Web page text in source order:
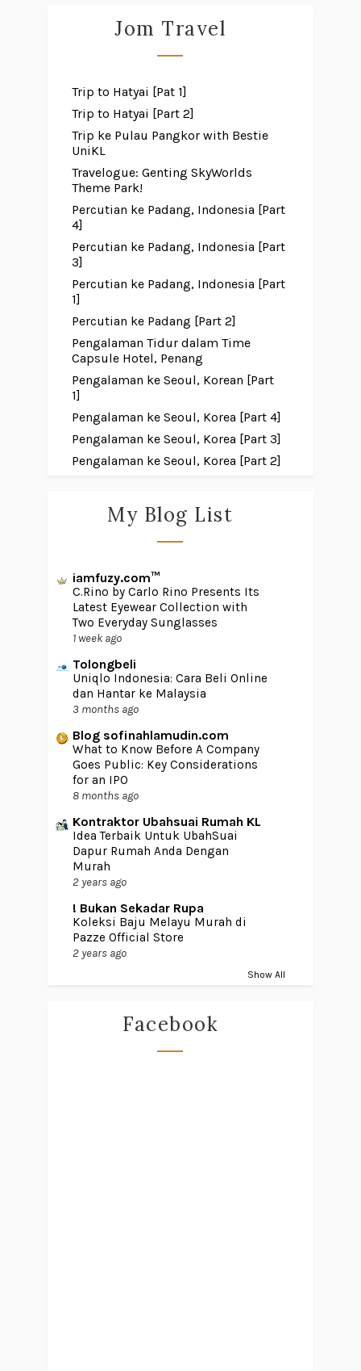
Jom Travel
Trip to Hatyai [Pat 1]
Trip to Hatyai [Part 2]
Trip ke Pulau Pangkor with Bestie
UniKL
Travelogue: Genting SkyWorlds
Theme Park!
Percutian ke Padang, Indonesia [Part
4]
Percutian ke Padang, Indonesia [Part
3]
Percutian ke Padang, Indonesia [Part
1]
Percutian ke Padang [Part 2]
Pengalaman Tidur dalam Time
Capsule Hotel, Penang
Pengalaman ke Seoul, Korean [Part
1]
Pengalaman ke Seoul, Korea [Part 4]
Pengalaman ke Seoul, Korea [Part 3]
Pengalaman ke Seoul, Korea [Part 2]
My Blog List
iamfuzy.com™
C.Rino by Carlo Rino Presents Its
Latest Eyewear Collection with
Two Everyday Sunglasses
1 week ago
Tolongbeli
Uniqlo Indonesia: Cara Beli Online
dan Hantar ke Malaysia
3 months ago
Blog sofinahlamudin.com
What to Know Before A Company
Goes Public: Key Considerations
for an IPO
8 months ago
Kontraktor Ubahsuai Rumah KL
Idea Terbaik Untuk UbahSuai
Dapur Rumah Anda Dengan
Murah
2 years ago
! Bukan Sekadar Rupa
Koleksi Baju Melayu Murah di
Pazze Official Store
2 years ago
Show All
Facebook